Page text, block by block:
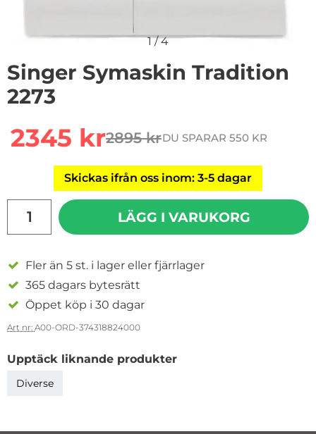
1/4
Singer Symaskin Tradition
2273
rea pris
2345 krtidigare pris
2895 krDU SPARAR 550 KR
Skickas ifrån oss inom: 3-5 dagar
LÄGG I VARUKORG
Fler än 5 st. i lager eller fjärrlager
365 dagars bytesrätt
Öppet köp i 30 dagar
Art nr: A00-ORD-374318824000
Upptäck liknande produkter
Diverse